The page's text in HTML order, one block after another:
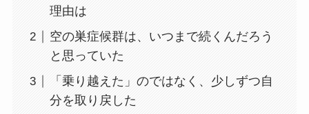
理由は
空の巣症候群は、いつまで続くんだろう
と思っていた
「乗り越えた」のではなく、少しずつ自
分を取り戻した